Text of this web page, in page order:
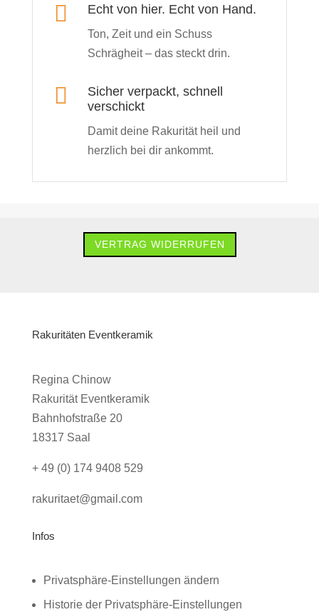
 Echt von hier. Echt von Hand.
Ton, Zeit und ein Schuss
Schrägheit – das steckt drin.

Sicher verpackt, schnell
verschickt
Damit deine Rakurität heil und
herzlich bei dir ankommt.
VERTRAG WIDERRUFEN
Rakuritäten Eventkeramik
Regina Chinow
Rakurität Eventkeramik
Bahnhofstraße 20
18317 Saal
+ 49 (0) 174 9408 529
rakuritaet@gmail.com
Infos
Privatsphäre-Einstellungen ändern
Historie der Privatsphäre-Einstellungen